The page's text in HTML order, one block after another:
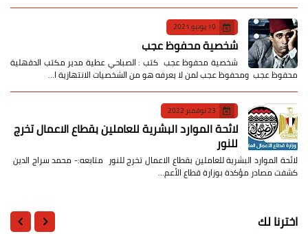
10 يونيو 2021
شخصية محفوظ عجب
شخصية محفوظ عجب كتب : الصباحي عطية مدير مكتب الدقهلية
محفوظ عجب ومحفوظ عجب لمن لا يعرفه هو من الشخصيات الانتهازية ا…
23 نوفمبر 2022
لائحة الموارد البشرية للعاملين بقطاع الاعمال تخرج
للنور
لائحة الموارد البشرية للعاملين بقطاع الاعمال تخرج للنور متابعه:- محمد سراج الدين
كشفت مصادر مؤكدة بوزارة قطاع الأعم…
اخترنا لك